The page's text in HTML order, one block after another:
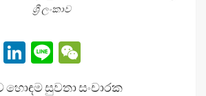
ශ්‍රී ලංකාව
WhatsApp
LinkedIn
Line
සුවතා සංචාරක